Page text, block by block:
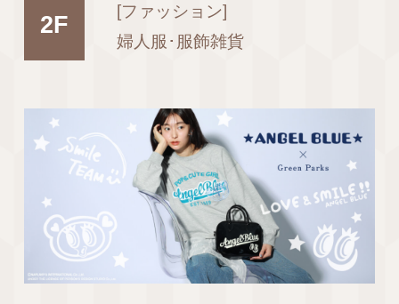
2F
[ファッション]
婦人服･服飾雑貨